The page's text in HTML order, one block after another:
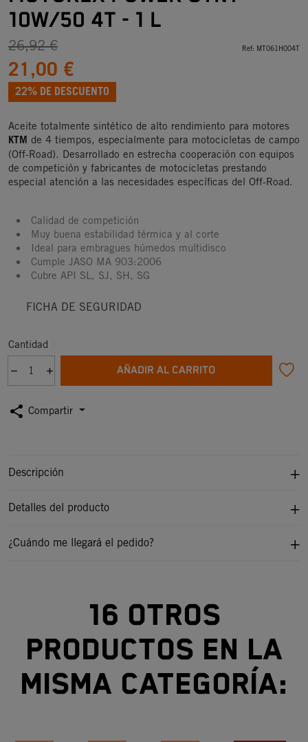
10W/50 4T - 1 L
26,92 €
21,00 €
22% DE DESCUENTO
Ref: MT061H004T
Aceite totalmente sintético de alto rendimiento para motores
KTM de 4 tiempos, especialmente para motocicletas de campo
(Off-Road). Desarrollado en estrecha cooperación con equipos
de competición y fabricantes de motocicletas prestando
especial atención a las necesidades específicas del Off-Road.
Calidad de competición
Muy buena estabilidad térmica y al corte
Ideal para embragues húmedos multidisco
Cumple JASO MA 903:2006
Cubre API SL, SJ, SH, SG
FICHA DE SEGURIDAD
Cantidad
AÑADIR AL CARRITO
share Compartir
Descripción
Detalles del producto
¿Cuándo me llegará el pedido?
16 otros
productos en la
misma categoría: